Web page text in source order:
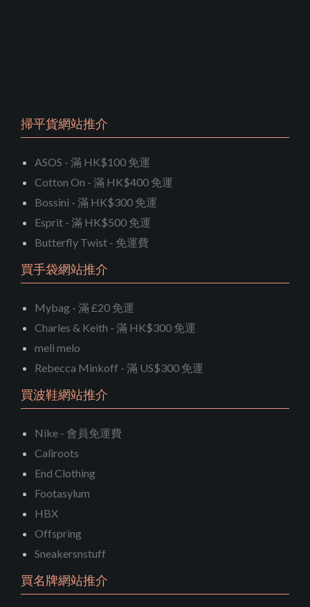
掃平貨網站推介
ASOS - 滿 HK$100 免運
Cotton On - 滿 HK$400 免運
Bossini - 滿 HK$300 免運
Esprit - 滿 HK$500 免運
Butterfly Twist - 免運費
買手袋網站推介
Mybag - 滿 £20 免運
Charles & Keith - 滿 HK$300 免運
meli melo
Rebecca Minkoff - 滿 US$300 免運
買波鞋網站推介
Nike - 會員免運費
Caliroots
End Clothing
Footasylum
HBX
Offspring
Sneakersnstuff
買名牌網站推介